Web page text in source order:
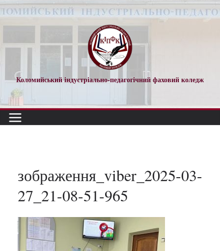
Перейти
до
Коломийський індустріально-педагогічний фаховий коледж
зображення_viber_2025-03-
27_21-08-51-965